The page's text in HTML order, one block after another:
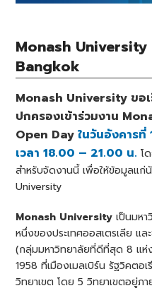
Monash
Bangkok
Monash University ขอ
ปกครองเข้าร่วมงาน
Open Dayในวันอังคาร
เวลา 18.00 – 21.00 น. โ
สำหรับจัดงานนี้ เพื่อให้ข้อมูลแก่
University
Monash University เป็นมห
หนึ่งของประเทศออสเตรเลีย แ
(กลุ่มมหาวิทยาลัยที่ดีที่สุด 8 แห่
1958 ที่เมืองเมลเบิร์น รัฐวิคตอ
วิทยาเขต โดย 5 วิทยาเขตอยู่ภา